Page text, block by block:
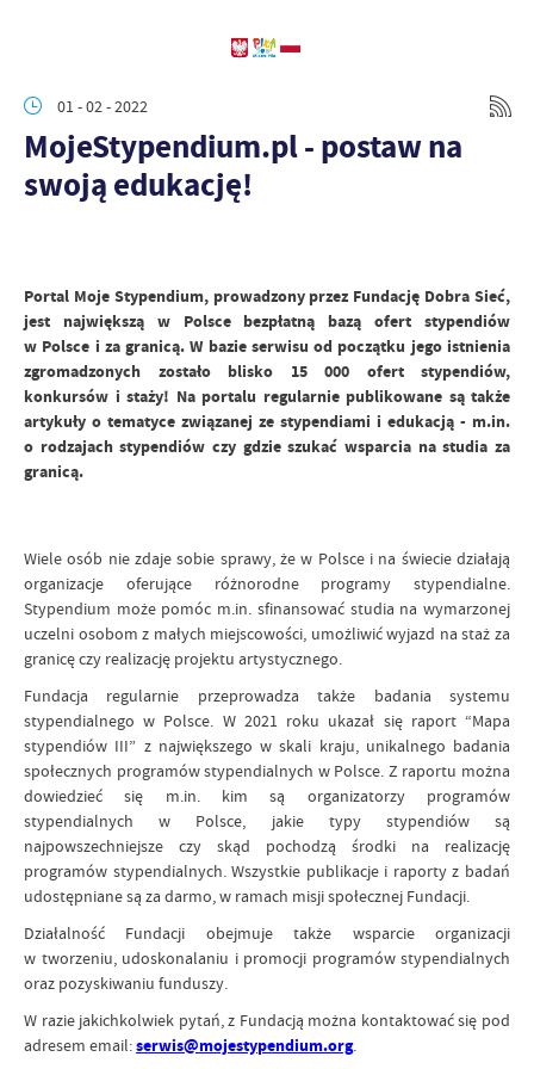
01 - 02 - 2022
MojeStypendium.pl - postaw na
swoją edukację!
Portal Moje Stypendium, prowadzony przez Fundację Dobra Sieć,
jest największą w Polsce bezpłatną bazą ofert stypendiów
w Polsce i za granicą. W bazie serwisu od początku jego istnienia
zgromadzonych zostało blisko 15 000 ofert stypendiów,
konkursów i staży! Na portalu regularnie publikowane są także
artykuły o tematyce związanej ze stypendiami i edukacją - m.in.
o rodzajach stypendiów czy gdzie szukać wsparcia na studia za
granicą.
Wiele osób nie zdaje sobie sprawy, że w Polsce i na świecie działają
organizacje oferujące różnorodne programy stypendialne.
Stypendium może pomóc m.in. sfinansować studia na wymarzonej
uczelni osobom z małych miejscowości, umożliwić wyjazd na staż za
granicę czy realizację projektu artystycznego.
Fundacja regularnie przeprowadza także badania systemu
stypendialnego w Polsce. W 2021 roku ukazał się raport “Mapa
stypendiów III” z największego w skali kraju, unikalnego badania
społecznych programów stypendialnych w Polsce. Z raportu można
dowiedzieć się m.in. kim są organizatorzy programów
stypendialnych w Polsce, jakie typy stypendiów są
najpowszechniejsze czy skąd pochodzą środki na realizację
programów stypendialnych. Wszystkie publikacje i raporty z badań
udostępniane są za darmo, w ramach misji społecznej Fundacji.
Działalność Fundacji obejmuje także wsparcie organizacji
w tworzeniu, udoskonalaniu i promocji programów stypendialnych
oraz pozyskiwaniu funduszy.
W razie jakichkolwiek pytań, z Fundacją można kontaktować się pod
adresem email:serwis@mojestypendium.org.